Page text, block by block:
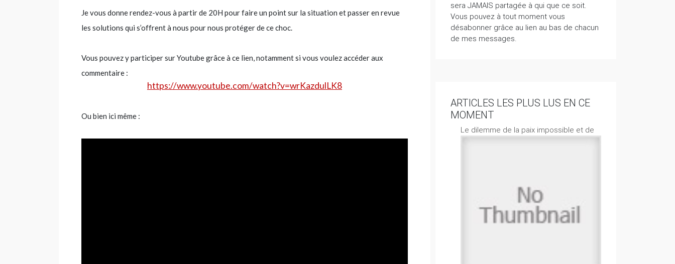
Je vous donne rendez-vous à partir de 20H pour faire un point sur la situation et passer en revue
les solutions qui s’offrent à nous pour nous protéger de ce choc.
Vous pouvez y participer sur Youtube grâce à ce lien, notamment si vous voulez accéder aux
commentaire :
https://www.youtube.com/watch?v=wrKazdulLK8
Ou bien ici même :
sera JAMAIS partagée à qui que ce soit.
Vous pouvez à tout moment vous
désabonner grâce au lien au bas de chacun
de mes messages.
ARTICLES LES PLUS LUS EN CE
MOMENT
Le dilemme de la paix impossible et de